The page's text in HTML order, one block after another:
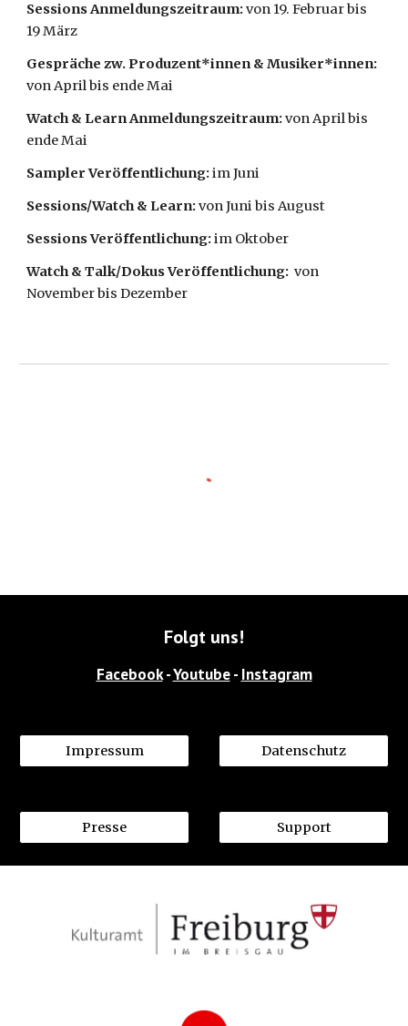
Sessions Anmeldungszeitraum: von 19. Februar bis
19 März
von April bis ende Mai
Watch & Learn Anmeldungszeitraum: von April bis
ende Mai
Sampler Veröffentlichung: im Juni
Sessions/Watch & Learn: von Juni bis August
Sessions Veröffentlichung: im Oktober
Watch & Talk/Dokus Veröffentlichung: von
November bis Dezember
Folgt uns!
Facebook - Youtube - Instagram
Impressum Datenschutz
Presse Support